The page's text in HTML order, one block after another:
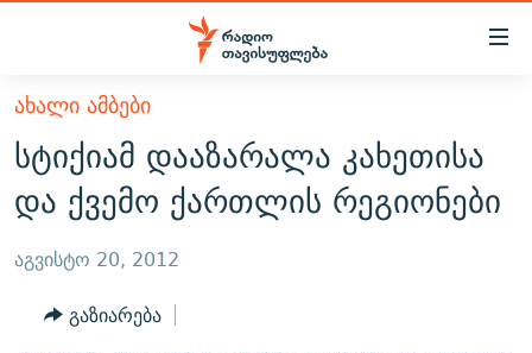
Accessibility
მთავარ
შინაარსზე
დაბრუნება
მთავარ
დაბრუნება
ძიებაზე
დაბრუნება
ᲐᲮᲐᲚᲘ ᲐᲛᲑᲔᲑᲘ
ᲗᲔᲛᲔᲑᲘ
ᲞᲝᲚᲘᲢᲘᲙᲐ
ᲔᲙᲝᲜᲝᲛᲘᲙᲐ
ᲡᲐᲖᲝᲒᲐᲓᲝᲔᲑᲐ
ᲕᲘᲓᲔᲝ
ᲑᲚᲝᲒᲔᲑᲘ
ᲞᲝᲓᲙᲐᲡᲢᲔᲑᲘ
ᲐᲮᲐᲚᲘ ᲐᲛᲑᲔᲑᲘ
სტიქიამ დააზარალა კახეთისა
და ქვემო ქართლის რეგიონები
აგვისტო 20, 2012
გაზიარება